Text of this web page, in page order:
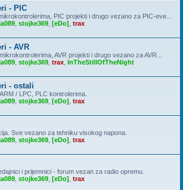
- PIC
PIC projekti i drugo vezano za PIC-eve...
stojke369 [eDo] trax
- AVR
AVR projekti i drugo vezano za AVR...
stojke369 trax InTheStillOfTheNight
- ostali
/ LPC, PLC kontrolerima.
stojke369 [eDo] trax
Sve vezano za tehniku visokog napona.
stojke369 [eDo] trax
i prijemnici - forum vezan za radio opremu.
stojke369 [eDo] trax